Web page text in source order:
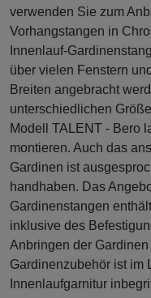
verwenden Sie zum
Vorhangstangen in
Innenlauf-
über vielen Fenstern
Breiten angebracht
unterschiedlichen
Modell TALENT - Bero
montieren. Auch das
Gardinen ist
handhaben. Das
Gardinenstangen
inklusive des
Anbringen der
Gardinenzubehör ist im
Innenlaufgarnitur